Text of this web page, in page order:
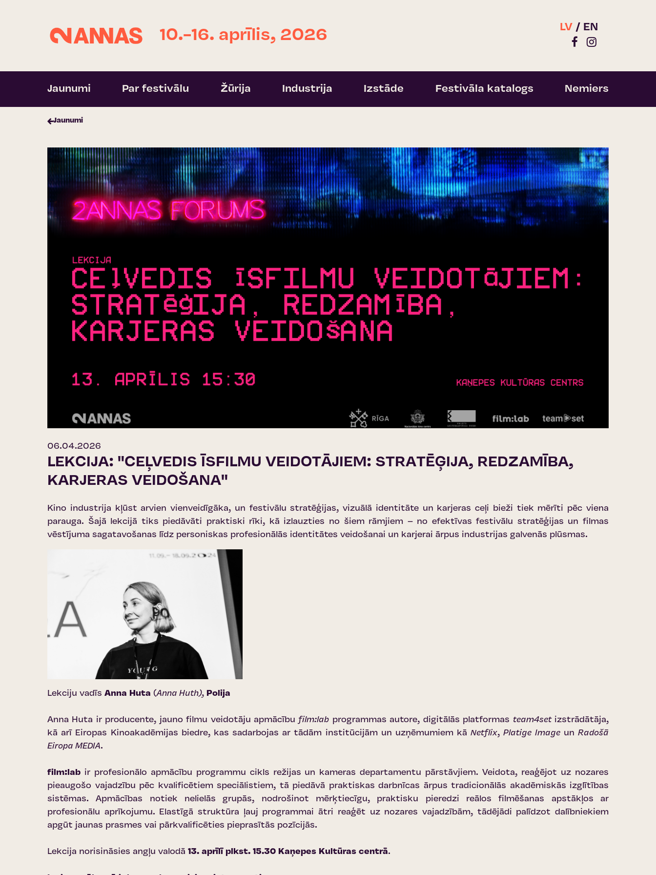
10.-16. aprīlis, 2026 LV EN
Jaunumi Par festivālu Žūrija Industrija Izstāde Festivāla katalogs Nemiers
Jaunumi
06.04.2026
LEKCIJA: "CEĻVEDIS ĪSFILMU VEIDOTĀJIEM: STRATĒĢIJA, REDZAMĪBA,
KARJERAS VEIDOŠANA"
Kino industrija kļūst arvien vienveidīgāka, un festivālu stratēģijas, vizuālā identitāte un karjeras ceļi bieži tiek mērīti pēc viena
parauga. Šajā lekcijā tiks piedāvāti praktiski rīki, kā izlauzties no šiem rāmjiem – no efektīvas festivālu stratēģijas un filmas
vēstījuma sagatavošanas līdz personiskas profesionālās identitātes veidošanai un karjerai ārpus industrijas galvenās plūsmas.
Lekciju vadīs Anna Huta (Anna Huth), Polija
Anna Huta ir producente, jauno filmu veidotāju apmācību film:lab programmas autore, digitālās platformas team4setizstrādātāja,
kā arī Eiropas Kinoakadēmijas biedre, kas sadarbojas ar tādām institūcijām un uzņēmumiem kāNetflix,Platige ImageunRadošā
Eiropa MEDIA.
film:lab ir profesionālo apmācību programmu cikls režijas un kameras departamentu pārstāvjiem. Veidota, reaģējot uz nozares
pieaugošo vajadzību pēc kvalificētiem speciālistiem, tā piedāvā praktiskas darbnīcas ārpus tradicionālās akadēmiskās izglītības
sistēmas. Apmācības notiek nelielās grupās, nodrošinot mērķtiecīgu, praktisku pieredzi reālos filmēšanas apstākļos ar
profesionālu aprīkojumu. Elastīgā struktūra ļauj programmai ātri reaģēt uz nozares vajadzībām, tādējādi palīdzot dalībniekiem
apgūt jaunas prasmes vai pārkvalificēties pieprasītās pozīcijās.
Lekcija norisināsies angļu valodā 13. aprīlī plkst. 15.30 Kaņepes Kultūras centrā.